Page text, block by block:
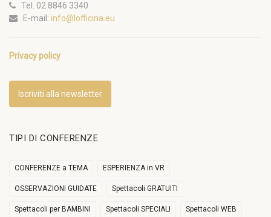
Tel. 02 8846 3340
E-mail: info@lofficina.eu
Privacy policy
Iscriviti alla newsletter
TIPI DI CONFERENZE
CONFERENZE a TEMA ESPERIENZA in VR
OSSERVAZIONI GUIDATE Spettacoli GRATUITI
Spettacoli per BAMBINI Spettacoli SPECIALI Spettacoli WEB